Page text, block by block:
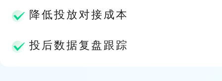
降低投放对接成本
投后数据复盘跟踪